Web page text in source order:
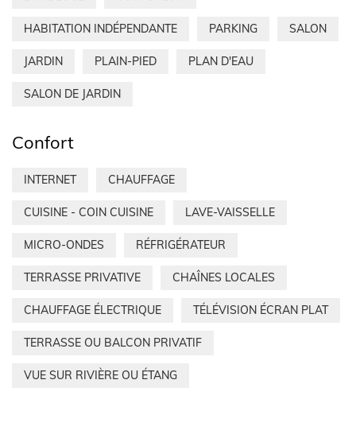
HABITATION INDÉPENDANTE PARKING SALON
JARDIN PLAIN-PIED PLAN D'EAU
SALON DE JARDIN
Confort
INTERNET CHAUFFAGE
CUISINE - COIN CUISINE LAVE-VAISSELLE
MICRO-ONDES RÉFRIGÉRATEUR
TERRASSE PRIVATIVE CHAÎNES LOCALES
CHAUFFAGE ÉLECTRIQUE TÉLÉVISION ÉCRAN PLAT
TERRASSE OU BALCON PRIVATIF
VUE SUR RIVIÈRE OU ÉTANG